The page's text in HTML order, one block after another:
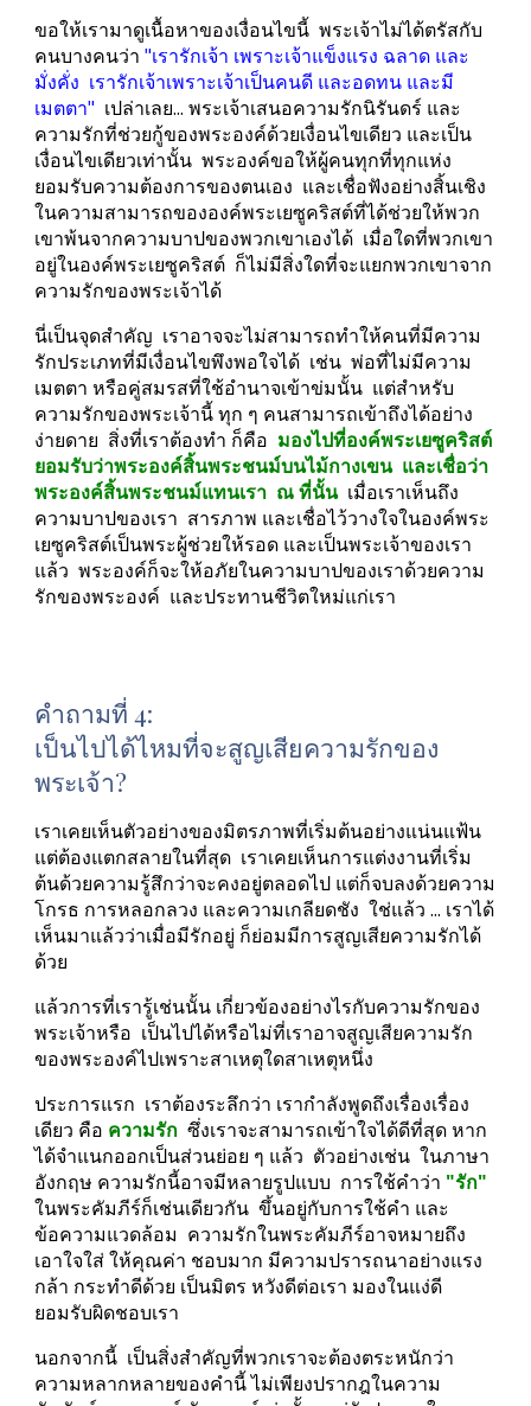
ขอให้เรามาดูเนื้อหาของเงื่อนไขนี้  พระเจ้าไม่ได้ตรัสกับ
คนบางคนว่า "เรารักเจ้า เพราะเจ้าแข็งแรง ฉลาด และ
มั่งคั่ง  เรารักเจ้าเพราะเจ้าเป็นคนดี และอดทน และมี
เมตตา" เปล่าเลย... พระเจ้าเสนอความรักนิรันดร์ และ
ความรักที่ช่วยกู้ของพระองค์ด้วยเงื่อนไขเดียว และเป็น
เงื่อนไขเดียวเท่านั้น  พระองค์ขอให้ผู้คนทุกที่ทุกแห่ง
ยอมรับความต้องการของตนเอง  และเชื่อฟังอย่างสิ้นเชิง
ในความสามารถขององค์พระเยซูคริสต์ที่ได้ช่วยให้พวก
เขาพ้นจากความบาปของพวกเขาเองได้  เมื่อใดที่พวกเขา
อยู่ในองค์พระเยซูคริสต์  ก็ไม่มีสิ่งใดที่จะแยกพวกเขาจาก
ความรักของพระเจ้าได้
นี่เป็นจุดสำคัญ  เราอาจจะไม่สามารถทำให้คนที่มีความ
รักประเภทที่มีเงื่อนไขพึงพอใจได้  เช่น  พ่อที่ไม่มีความ
เมตตา หรือคู่สมรสที่ใช้อำนาจเข้าข่มนั้น  แต่สำหรับ
ความรักของพระเจ้านี้ ทุก ๆ คนสามารถเข้าถึงได้อย่าง
ง่ายดาย  สิ่งที่เราต้องทำ ก็คือ มองไปที่องค์พระเยซูคริสต์
ยอมรับว่าพระองค์สิ้นพระชนม์บนไม้กางเขน  และเชื่อว่า
พระองค์สิ้นพระชนม์แทนเรา  ณ ที่นั้น เมื่อเราเห็นถึง
ความบาปของเรา  สารภาพ และเชื่อไว้วางใจในองค์พระ
เยซูคริสต์เป็นพระผู้ช่วยให้รอด และเป็นพระเจ้าของเรา
แล้ว  พระองค์ก็จะให้อภัยในความบาปของเราด้วยความ
รักของพระองค์  และประทานชีวิตใหม่แก่เรา
คำถามที่ 4:
เป็นไปได้ไหมที่จะสูญเสียความรักของ
พระเจ้า?
เราเคยเห็นตัวอย่างของมิตรภาพที่เริ่มต้นอย่างแน่นแฟ้น
แต่ต้องแตกสลายในที่สุด  เราเคยเห็นการแต่งงานที่เริ่ม
ต้นด้วยความรู้สึกว่าจะคงอยู่ตลอดไป แต่ก็จบลงด้วยความ
โกรธ การหลอกลวง และความเกลียดชัง  ใช่แล้ว ... เราได้
เห็นมาแล้วว่าเมื่อมีรักอยู่ ก็ย่อมมีการสูญเสียความรักได้
ด้วย
แล้วการที่เรารู้เช่นนั้น เกี่ยวข้องอย่างไรกับความรักของ
พระเจ้าหรือ  เป็นไปได้หรือไม่ที่เราอาจสูญเสียความรัก
ของพระองค์ไปเพราะสาเหตุใดสาเหตุหนึ่ง
ประการแรก  เราต้องระลึกว่า เรากำลังพูดถึงเรื่องเรื่อง
เดียว คือ ความรัก ซึ่งเราจะสามารถเข้าใจได้ดีที่สุด หาก
ได้จำแนกออกเป็นส่วนย่อย ๆ แล้ว  ตัวอย่างเช่น  ในภาษา
อังกฤษ ความรักนี้อาจมีหลายรูปแบบ  การใช้คำว่า "รัก"
ในพระคัมภีร์ก็เช่นเดียวกัน  ขึ้นอยู่กับการใช้คำ และ
ข้อความแวดล้อม  ความรักในพระคัมภีร์อาจหมายถึง
เอาใจใส่ ให้คุณค่า ชอบมาก มีความปรารถนาอย่างแรง
กล้า กระทำดีด้วย เป็นมิตร หวังดีต่อเรา มองในแง่ดี
ยอมรับผิดชอบเรา
นอกจากนี้  เป็นสิ่งสำคัญที่พวกเราจะต้องตระหนักว่า
ความหลากหลายของคำนี้ ไม่เพียงปรากฎในความ